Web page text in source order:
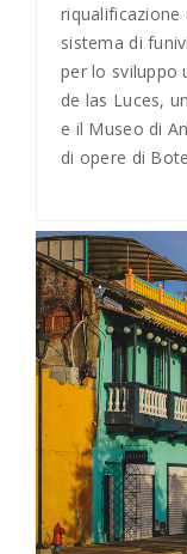
riqualificazione
sistema di
per lo sviluppo
de las Luces,
e il Museo di
di opere di